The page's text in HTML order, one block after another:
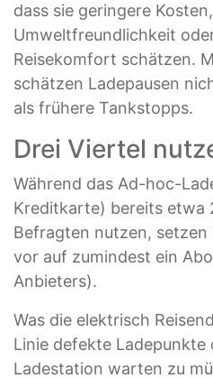
dass sie geringere
Umweltfreundlichkeit
Reisekomfort schätzen.
schätzen Ladepausen
als frühere Tankstopps.
Drei Viertel
Während das Ad-hoc-
Kreditkarte) bereits etwa
Befragten nutzen,
vor auf zumindest ein
Anbieters).
Was die elektrisch
Linie defekte Ladepunkte
Ladestation warten zu